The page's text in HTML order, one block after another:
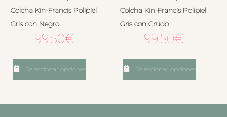
Colcha Kin-Francis Polipiel
Gris con Negro
99.50€
Seleccionar opciones
Colcha Kin-Francis Polipiel
Gris con Crudo
99.50€
Seleccionar opciones